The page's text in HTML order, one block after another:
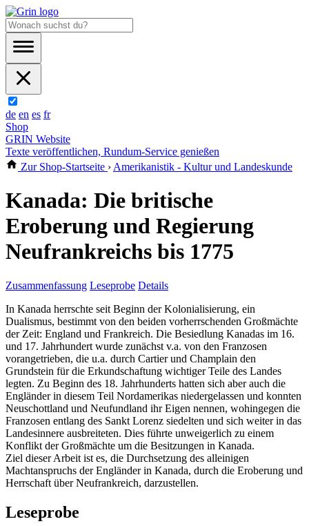
de en es fr
Shop
GRIN Website
Texte veröffentlichen, Rundum-Service genießen
Zur Shop-Startseite › Amerikanistik - Kultur und Landeskunde
Kanada: Die britische
Eroberung und Regierung
Neufrankreichs bis 1775
Zusammenfassung Leseprobe Details
In Kanada herrschte seit Beginn der Kolonialisierung, ein
Dualismus, bestimmt von den beiden vorherrschenden Großmächte
der Zeit: England und Frankreich. Die Besiedlung Kanadas im 16.
und 17. Jahrhundert wurde zunächst v.a. von den Franzosen
vorangetrieben, die u.a. durch Cartier und Champlain den
Grundstein für die Erkundschaftung wichtiger Teile des Landes
legten. Zu Beginn des 18. Jahrhunderts hatten sich aber auch die
Engländer in diesem Teil Nordamerikas niedergelassen und konnten
Neuschottland und Neufundland ihr Eigen nennen, wohingegen die
Franzosen entlang des Sankt Lorenz siedelten und sich weiter in das
Landesinnere ausbreiteten. Dies führte unweigerlich zu einem
Konflikt der Großmächte um die Besitzungen in Kanada.
Ziel dieser Arbeit ist es, die Durchsetzung des alleinigen
Machtanspruchs der Engländer in Kanada, durch die Eroberung und
Herrschaft über Neufrankreich, darzustellen.
Leseprobe